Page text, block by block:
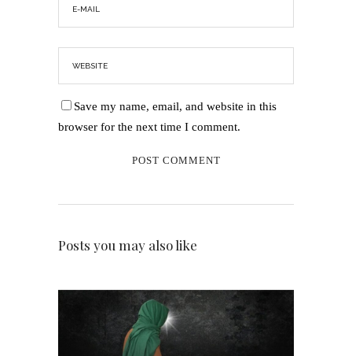
Save my name, email, and website in this
browser for the next time I comment.
Posts you may also like